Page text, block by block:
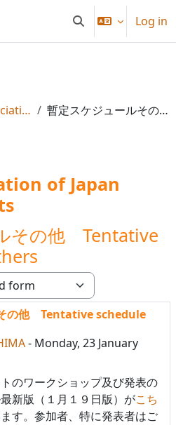
Toggle search input
Log in
Moodle Association of Japan Announcements 暫定スケジュールその他 Tentative schedule and others
of Japan
その他 Tentative
の他 Tentative schedule
- Monday, 23 January
0
のワークショップ及び発表の
新版（１月１９日版）がこち
す。参加者、特に発表者はご